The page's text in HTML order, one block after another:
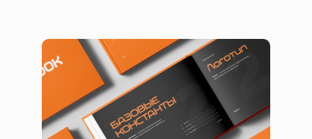
Брендинг с упором на
масштабируемость
Брендинг Брендбуки
Логотипы
Фирменный стиль